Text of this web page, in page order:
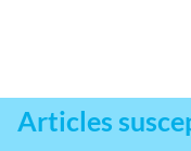
Articles